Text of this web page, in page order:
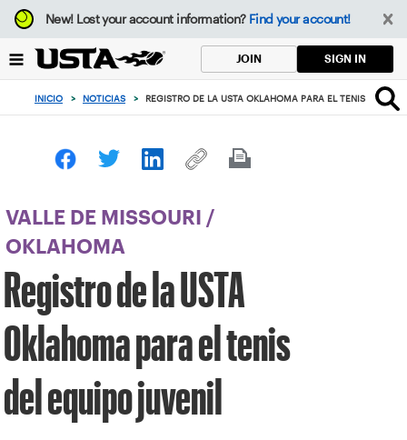
Enfoque
desde
botón
volver
principio
New!Lost your account information? Find your account!
JOIN SIGN IN
INICIO > NOTICIAS > REGISTRO DE LA USTA OKLAHOMA PARA EL TENIS DEL
VALLE DE MISSOURI
/
OKLAHOMA
Registro de la USTA
Oklahoma para el tenis
del equipo juvenil